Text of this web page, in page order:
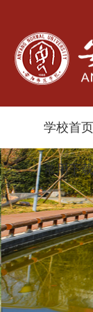
学校首页
常用下载